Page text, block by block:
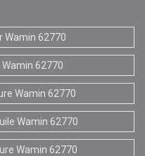
Wamin 62770
62770
Wamin 62770
Wamin 62770
Wamin 62770